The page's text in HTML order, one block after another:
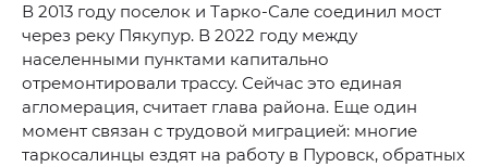
В 2013 году поселок и Тарко-Сале соединил мост
через реку Пякупур. В 2022 году между
населенными пунктами капитально
отремонтировали трассу. Сейчас это единая
агломерация, считает глава района. Еще один
момент связан с трудовой миграцией: многие
таркосалинцы ездят на работу в Пуровск, обратных